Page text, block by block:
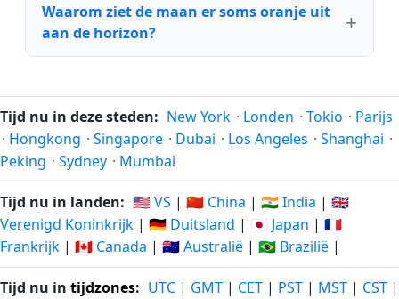
Waarom ziet de maan er soms oranje uit
aan de horizon?
Tijd nu in deze steden: New York · Londen · Tokio · Parijs
· Hongkong · Singapore · Dubai · Los Angeles · Shanghai ·
Peking · Sydney · Mumbai
Tijd nu in landen: 🇺🇸 VS | 🇨🇳 China | 🇮🇳 India | 🇬🇧
Verenigd Koninkrijk | 🇩🇪 Duitsland | 🇯🇵 Japan | 🇫🇷
Frankrijk | 🇨🇦 Canada | 🇦🇺 Australië | 🇧🇷 Brazilië |
Tijd nu in tijdzones: UTC | GMT | CET | PST | MST | CST |